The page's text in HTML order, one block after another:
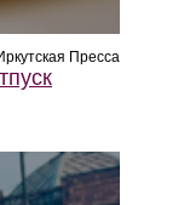
Пресса